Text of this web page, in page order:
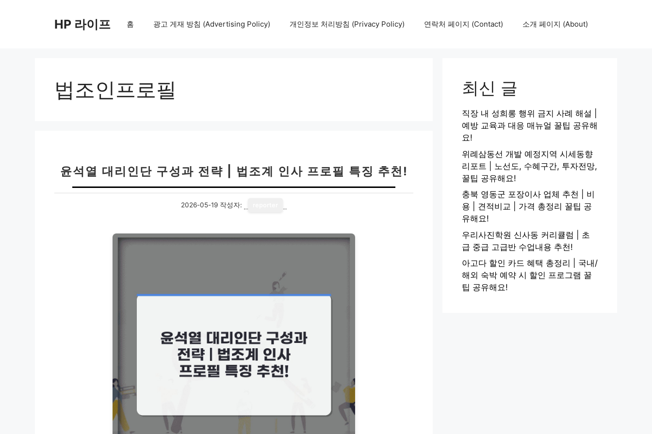
HP 라이프 홈 광고 게재 방침 (Advertising Policy) 개인정보 처리방침 (Privacy Policy) 연락처 페이지 (Contact) 소개 페이지 (About)
법조인프로필
윤석열 대리인단 구성과 전략 | 법조계 인사 프로필 특징 추천!
2026-05-19 작성자:
최신 글
직장 내 성희롱 행위 금지 사례 해설 |
예방 교육과 대응 매뉴얼 꿀팁 공유해
요!
위례삼동선 개발 예정지역 시세동향
리포트 | 노선도, 수혜구간, 투자전망,
꿀팁 공유해요!
충북 영동군 포장이사 업체 추천 | 비
용 | 견적비교 | 가격 총정리 꿀팁 공
유해요!
우리사진학원 신사동 커리큘럼 | 초
급 중급 고급반 수업내용 추천!
아고다 할인 카드 혜택 총정리 | 국내/
해외 숙박 예약 시 할인 프로그램 꿀
팁 공유해요!